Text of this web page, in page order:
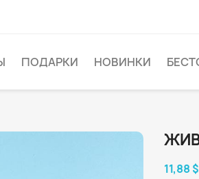
ПОДАРКИ НОВИНКИ
11,88 $